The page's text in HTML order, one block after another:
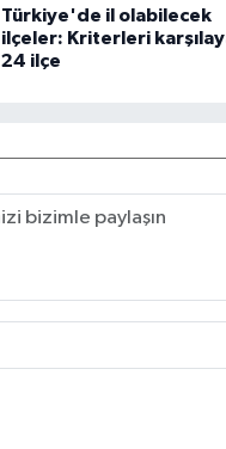
Türkiye'de il olabilecek
ilçeler: Kriterleri
24 ilçe